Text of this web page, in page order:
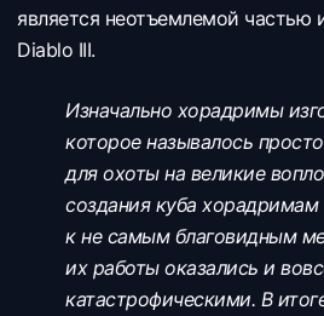
является неотъемлемой частью
Diablo III.
Изначально хорадримы
которое называлось
для охоты на великие
создания куба
к не самым благовидным
их работы оказались и
катастрофическими. В